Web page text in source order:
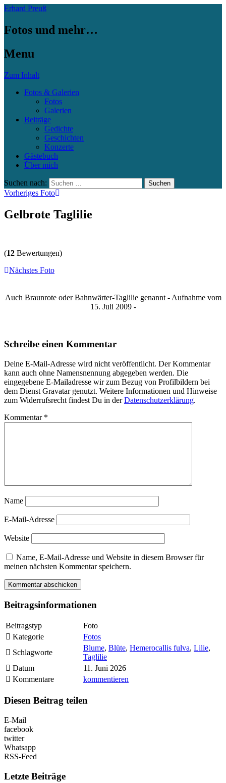
Erhard Preuß
Fotos und mehr…
Menu
Zum Inhalt
Fotos & Galerien
Fotos
Galerien
Beiträge
Gedichte
Geschichten
Konzerte
Gästebuch
Über mich
Suchen nach:
Vorheriges Foto
Gelbrote Taglilie
(12 Bewertungen)
Nächstes Foto
Auch Braunrote oder Bahnwärter-Taglilie genannt - Aufnahme vom
15. Juli 2009 -
Schreibe einen Kommentar
Deine E-Mail-Adresse wird nicht veröffentlicht. Der Kommentar
kann auch ohne Namensnennung abgegeben werden. Die
eingegebene E-Mailadresse wir zum Bezug von Profilbildern bei
dem Dienst Gravatar genutzt. Weitere Informationen und Hinweise
zum Widerrufsrecht findest Du in derDatenschutzerklärung.
Kommentar *
Name
E-Mail-Adresse
Website
Name, E-Mail-Adresse und Website in diesem Browser für
meinen nächsten Kommentar speichern.
Beitragsinformationen
Beitragstyp
Foto
Kategorie
Fotos
Schlagworte
Blume, Blüte, Hemerocallis fulva, Lilie,
Taglilie
Datum
11. Juni 2026
Kommentare
kommentieren
Diesen Beitrag teilen
E-Mail
facebook
twitter
Whatsapp
RSS-Feed
Letzte Beiträge